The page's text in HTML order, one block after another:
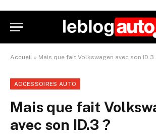
Accueil » Mais que fait Volkswagen avec son ID.3
ACCESSOIRES AUTO
Mais que fait
avec son ID.3 ?